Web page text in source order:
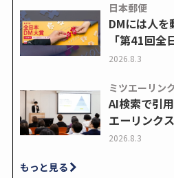
日本郵便
DMには人を
「第41回全
2026.8.3
ミツエーリン
AI検索で引
エーリンク
2026.8.3
もっと見る